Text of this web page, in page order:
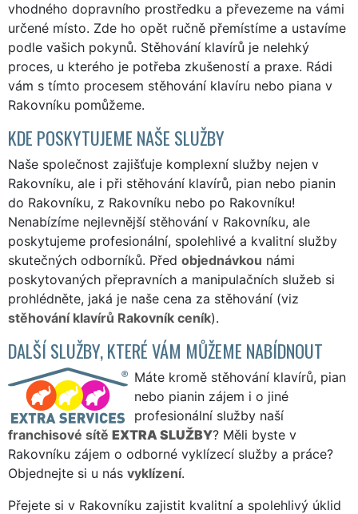
vhodného dopravního prostředku a převezeme na vámi
určené místo. Zde ho opět ručně přemístíme a ustavíme
podle vašich pokynů. Stěhování klavírů je nelehký
proces, u kterého je potřeba zkušeností a praxe. Rádi
vám s tímto procesem stěhování klavíru nebo piana v
Rakovníku pomůžeme.
KDE POSKYTUJEME NAŠE SLUŽBY
Naše společnost zajišťuje komplexní služby nejen v
Rakovníku, ale i při stěhování klavírů, pian nebo pianin
do Rakovníku, z Rakovníku nebo po Rakovníku!
Nenabízíme nejlevnější stěhování v Rakovníku, ale
poskytujeme profesionální, spolehlivé a kvalitní služby
skutečných odborníků. Před objednávkou námi
poskytovaných přepravních a manipulačních služeb si
prohlédněte, jaká je naše cena za stěhování (viz
stěhování klavírů Rakovník ceník).
DALŠÍ SLUŽBY, KTERÉ VÁM MŮŽEME NABÍDNOUT
Máte kromě stěhování klavírů, pian
nebo pianin zájem i o jiné
profesionální služby naší
franchisové sítě EXTRA SLUŽBY? Měli byste v
Rakovníku zájem o odborné vyklízecí služby a práce?
Objednejte si u nás vyklízení.
Přejete si v Rakovníku zajistit kvalitní a spolehlivý úklid